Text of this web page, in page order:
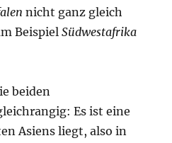
nicht ganz gleich
BeispielSüdwestafrika
beiden
Es ist eine
Asiens liegt, also in